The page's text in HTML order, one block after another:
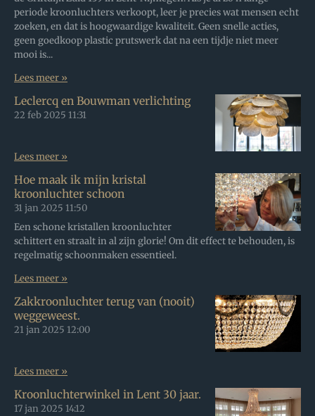
periode kroonluchters verkoopt, leer je precies wat mensen echt
zoeken, en dat is hoogwaardige kwaliteit. Geen snelle acties,
geen goedkoop plastic prutswerk dat na een tijdje niet meer
mooi is...
Lees meer »
Leclercq en Bouwman verlichting
22 feb 2025 11:31
Lees meer »
Hoe maak ik mijn kristal
kroonluchter schoon
31 jan 2025 11:50
Een schone kristallen kroonluchter
schittert en straalt in al zijn glorie! Om dit effect te behouden, is
regelmatig schoonmaken essentieel.
Lees meer »
Zakkroonluchter terug van (nooit)
weggeweest.
21 jan 2025 12:00
Lees meer »
Kroonluchterwinkel in Lent 30 jaar.
17 jan 2025 14:12